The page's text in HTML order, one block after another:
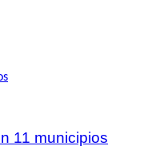
11 municipios